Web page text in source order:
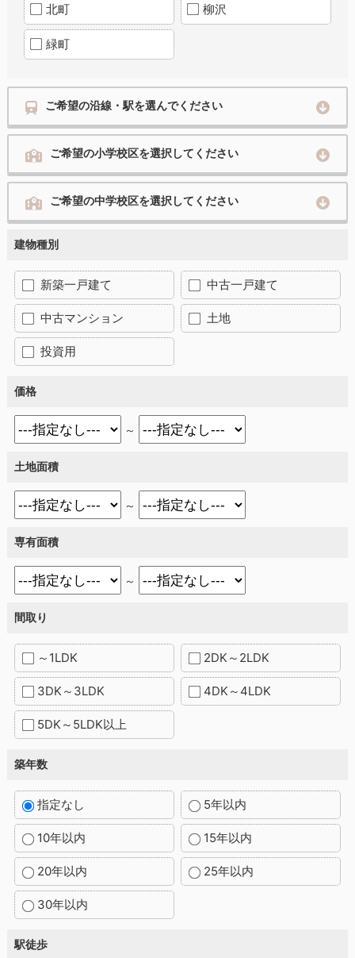
北町 柳沢
緑町
ご希望の沿線・駅を選んでください
ご希望の小学校区を選択してください
ご希望の中学校区を選択してください
建物種別
新築一戸建て 中古一戸建て
中古マンション 土地
投資用
価格
～
土地面積
～
専有面積
～
間取り
～1LDK 2DK～2LDK
3DK～3LDK 4DK～4LDK
5DK～5LDK以上
築年数
指定なし 5年以内
10年以内 15年以内
20年以内 25年以内
30年以内
駅徒歩